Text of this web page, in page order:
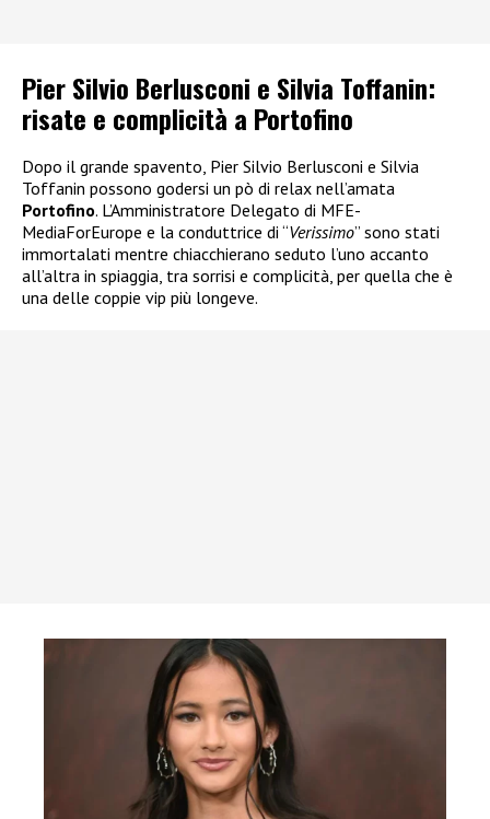
Pier Silvio Berlusconi e Silvia Toffanin:
risate e complicità a Portofino
Dopo il grande spavento, Pier Silvio Berlusconi e Silvia
Toffanin possono godersi un pò di relax nell’amata
Portofino. L’Amministratore Delegato di MFE-
MediaForEurope e la conduttrice di “Verissimo” sono stati
immortalati mentre chiacchierano seduto l’uno accanto
all’altra in spiaggia, tra sorrisi e complicità, per quella che è
una delle coppie vip più longeve.